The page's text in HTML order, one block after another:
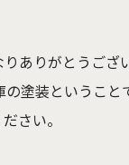
ありがとうご
塗装というこ
さい。